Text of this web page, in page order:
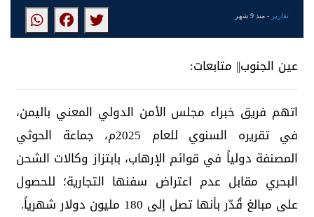
تقارير - منذ 9 شهر
عين الجنوب|| متابعات:
اتهم فريق خبراء مجلس الأمن الدولي المعني باليمن،
في تقريره السنوي للعام 2025م، جماعة الحوثي
المصنفة دولياً في قوائم الإرهاب، بابتزاز وكالات الشحن
البحري مقابل عدم اعتراض سفنها التجارية؛ للحصول
على مبالغ قُدّر بأنها تصل إلى 180 مليون دولار شهرياً.